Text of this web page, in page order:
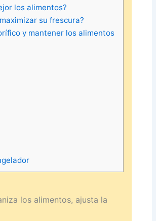
los alimentos?
su frescura?
y mantener los alimentos
los alimentos, ajusta la